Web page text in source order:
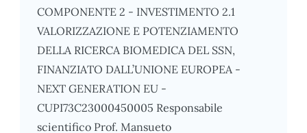
COMPONENTE 2 - INVESTIMENTO 2.1
VALORIZZAZIONE E POTENZIAMENTO
DELLA RICERCA BIOMEDICA DEL SSN,
FINANZIATO DALL’UNIONE EUROPEA -
NEXT GENERATION EU -
CUPI73C23000450005 Responsabile
scientifico Prof. Mansueto